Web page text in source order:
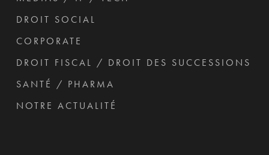
DROIT SOCIAL
CORPORATE
DROIT FISCAL / DROIT DES SUCCESSIONS
SANTÉ / PHARMA
NOTRE ACTUALITÉ